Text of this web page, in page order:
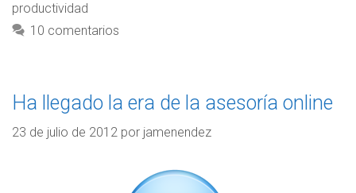
productividad
10 comentarios
Ha llegado la era de la asesoría online
23 de julio de 2012 por jamenendez